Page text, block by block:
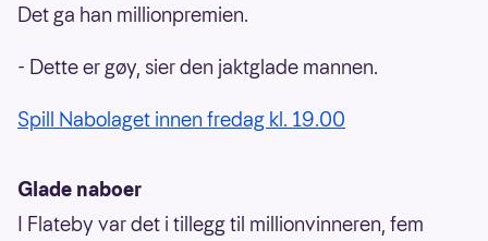
Det ga han millionpremien.
- Dette er gøy, sier den jaktglade mannen.
Spill Nabolaget innen fredag kl. 19.00
Glade naboer
I Flateby var det i tillegg til millionvinneren, fem